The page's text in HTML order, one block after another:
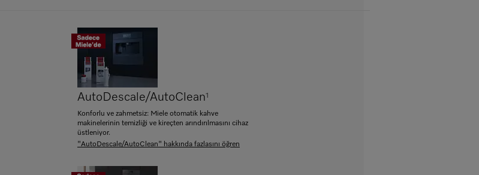
AutoDescale/AutoClean1
Konforlu ve zahmetsiz: Miele otomatik kahve
makinelerinin temizliği ve kireçten arındırılmasını cihaz
üstleniyor.
"AutoDescale/AutoClean" hakkında fazlasını öğren